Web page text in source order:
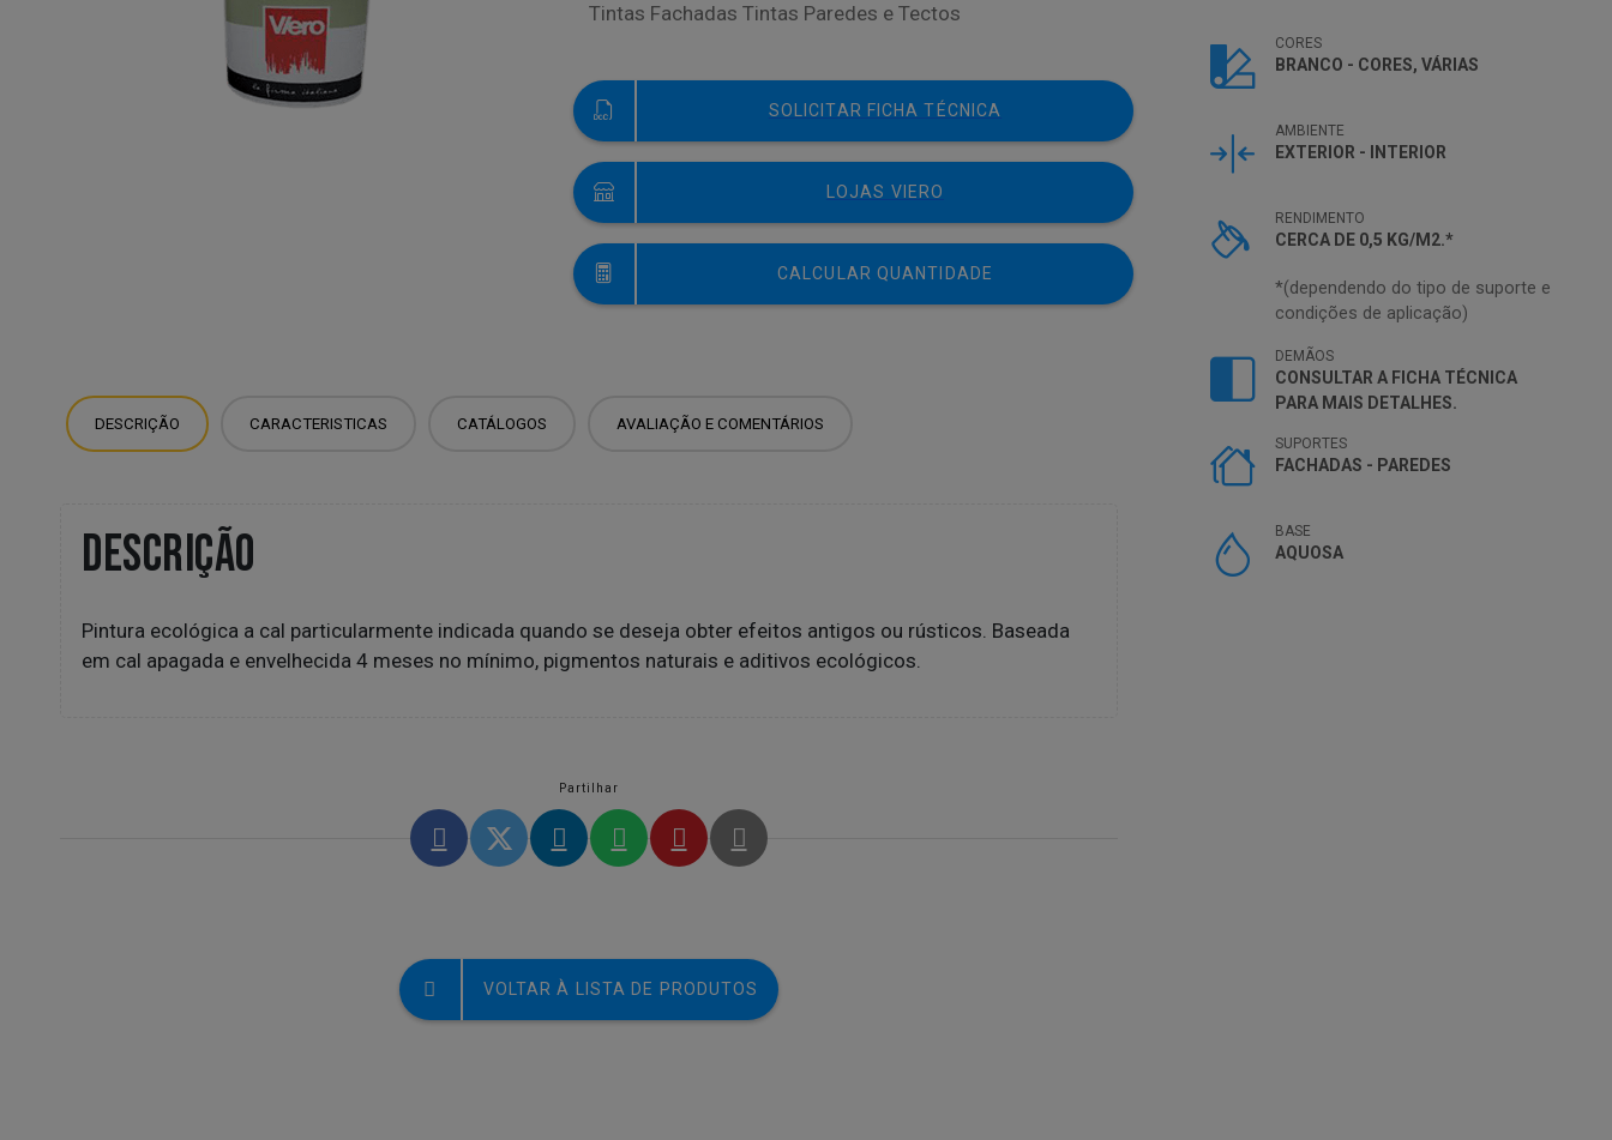
Tintas Fachadas Tintas Paredes e Tectos
SOLICITAR FICHA TÉCNICA
LOJAS VIERO
CALCULAR QUANTIDADE
DESCRIÇÃO CARACTERISTICAS CATÁLOGOS AVALIAÇÃO E COMENTÁRIOS
DESCRIÇÃO
Pintura ecológica a cal particularmente indicada quando se deseja obter efeitos antigos ou rústicos. Baseada
em cal apagada e envelhecida 4 meses no mínimo, pigmentos naturais e aditivos ecológicos.
Partilhar
VOLTAR À LISTA DE PRODUTOS
CORES
BRANCO - CORES, VÁRIAS
AMBIENTE
EXTERIOR - INTERIOR
RENDIMENTO
CERCA DE 0,5 KG/M2.*
*(dependendo do tipo de suporte e
condições de aplicação)
DEMÃOS
CONSULTAR A FICHA TÉCNICA
PARA MAIS DETALHES.
SUPORTES
FACHADAS - PAREDES
BASE
AQUOSA